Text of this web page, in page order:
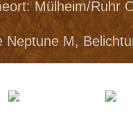
Mülheim/Ruhr
Neptune M,